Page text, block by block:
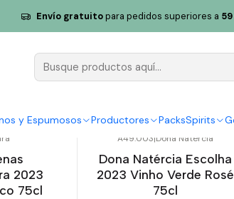
y Espumosos Productores PacksSpirits
Envío gratuitopara pedidos superiores a
Mundo de
2023
75cl
A49.003|Dona Natércia
Dona Natércia Escolha
2023 Vinho Verde Rosé
75cl